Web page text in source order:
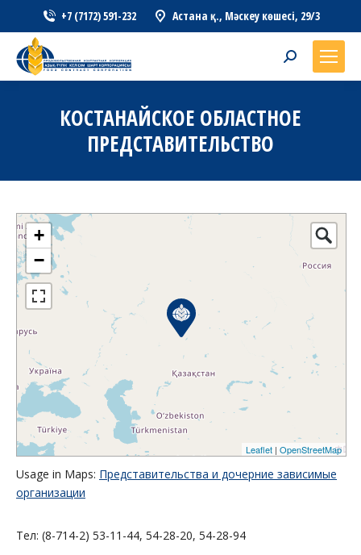
+7 (7172) 591-232 Астана қ., Мәскеу көшесі, 29/3
Search:
КОСТАНАЙСКОЕ ОБЛАСТНОЕ
ПРЕДСТАВИТЕЛЬСТВО
+
−
Leaflet | OpenStreetMap
Usage in Maps: Представительства и дочерние зависимые
организации
Тел: (8-714-2) 53-11-44, 54-28-20, 54-28-94